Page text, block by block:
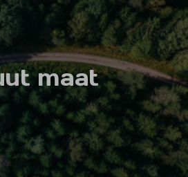
maat